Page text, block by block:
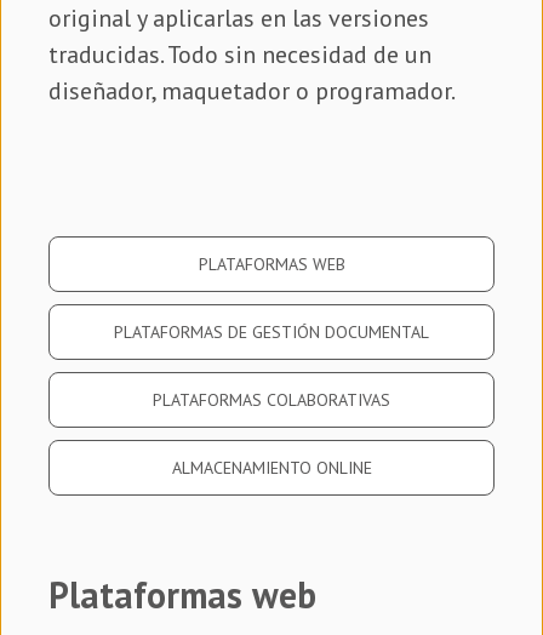
original y aplicarlas en las versiones
traducidas. Todo sin necesidad de un
diseñador, maquetador o programador.
PLATAFORMAS WEB
PLATAFORMAS DE GESTIÓN DOCUMENTAL
PLATAFORMAS COLABORATIVAS
ALMACENAMIENTO ONLINE
Plataformas web